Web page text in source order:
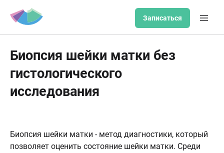
Записаться
Биопсия шейки матки без
гистологического
исследования
Биопсия шейки матки - метод диагностики, который
позволяет оценить состояние шейки матки. Среди